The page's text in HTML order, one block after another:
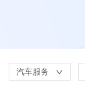
汽车服务